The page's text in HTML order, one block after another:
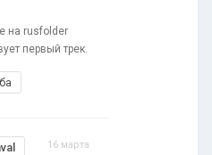
на rusfolder
первый трек.
16 марта